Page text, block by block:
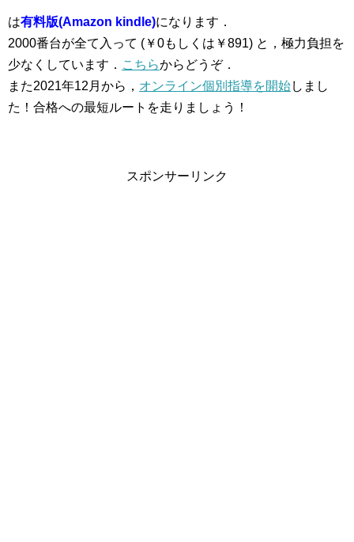
は有料版(Amazon kindle)になります．
2000番台が全て入って (￥0もしくは￥891) と，極力負担を
少なくしています． こちらからどうぞ．
また2021年12月から， オンライン個別指導を開始しまし
た！合格への最短ルートを走りましょう！
スポンサーリンク